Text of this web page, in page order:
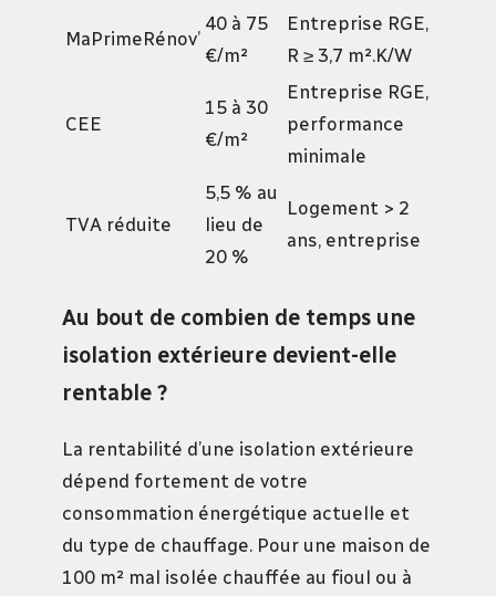
MaPrimeRénov’
40 à 75
€/m²
Entreprise RGE,
R ≥ 3,7 m².K/W
CEE
15 à 30
€/m²
Entreprise RGE,
performance
minimale
TVA réduite
5,5 % au
lieu de
20 %
Logement > 2
ans, entreprise
Au bout de combien de temps une
isolation extérieure devient-elle
rentable ?
La rentabilité d’une isolation extérieure
dépend fortement de votre
consommation énergétique actuelle et
du type de chauffage. Pour une maison de
100 m² mal isolée chauffée au fioul ou à